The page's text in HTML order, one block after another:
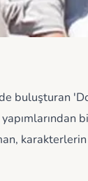
buluşturan